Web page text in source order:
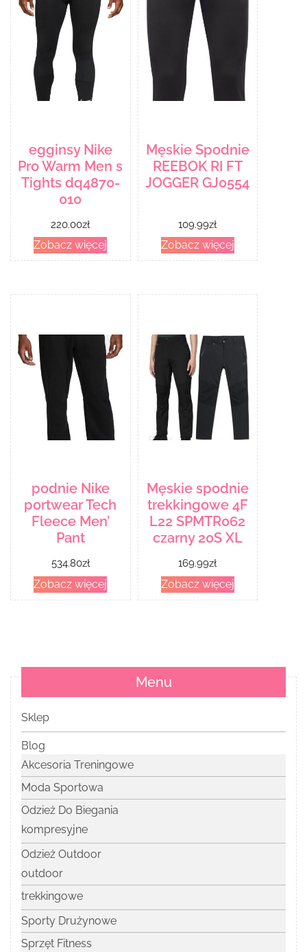
egginsy Nike
Pro Warm Men s
Tights dq4870-
010
220.00zł
Zobacz więcej
Męskie Spodnie
REEBOK RI FT
JOGGER GJ0554
109.99zł
Zobacz więcej
podnie Nike
portwear Tech
Fleece Men’
Pant
534.80zł
Zobacz więcej
Męskie spodnie
trekkingowe 4F
L22 SPMTR062
czarny 20S XL
169.99zł
Zobacz więcej
Menu
Sklep
Blog
Akcesoria Treningowe
Moda Sportowa
Odzież Do Biegania
kompresyjne
Odzież Outdoor
outdoor
trekkingowe
Sporty Drużynowe
Sprzęt Fitness